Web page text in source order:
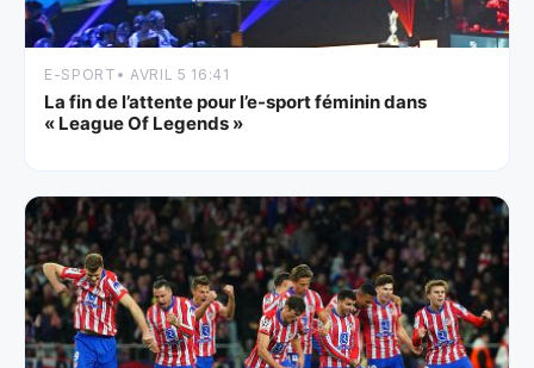
E-SPORT • AVRIL 5 16:41
La fin de l’attente pour l’e-sport féminin dans
« League Of Legends »